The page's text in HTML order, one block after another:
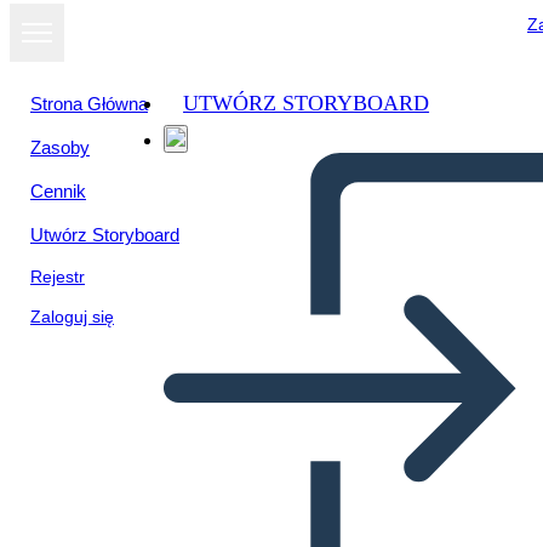
Strona Główna
Zasoby
Cennik
Utwórz Storyboard
Rejestr
Zaloguj się
UTWÓRZ STORYBOARD